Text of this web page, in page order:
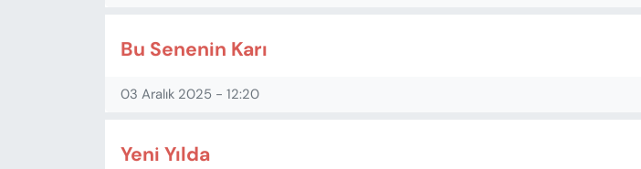
Bu Senenin Karı
03 Aralık 2025 - 12:20
Yeni Yılda